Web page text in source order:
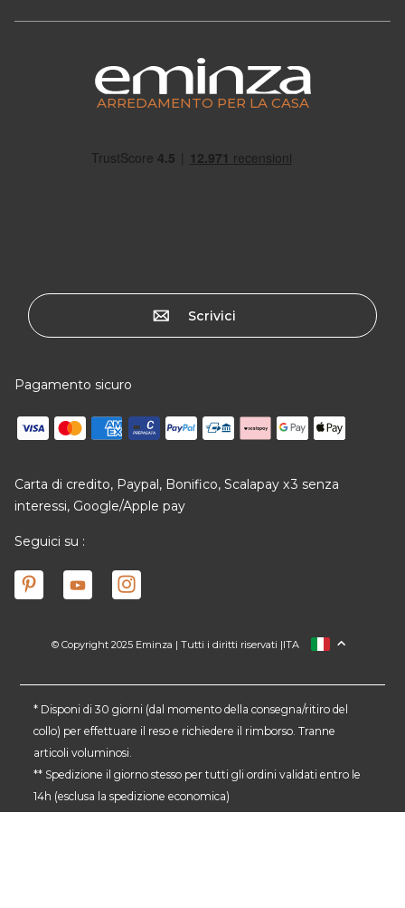
ARREDAMENTO PER LA CASA
Scrivici
Pagamento sicuro
Carta di credito, Paypal, Bonifico, Scalapay x3 senza
interessi, Google/Apple pay
Seguici su :
© Copyright 2025 Eminza | Tutti i diritti riservati |
FRANCIA
GERMANIA
PAESI BASSI
ITA
* Disponi di 30 giorni (dal momento della consegna/ritiro del
collo) per effettuare il reso e richiedere il rimborso. Tranne
articoli voluminosi.
** Spedizione il giorno stesso per tutti gli ordini validati entro le
14h (esclusa la spedizione economica)